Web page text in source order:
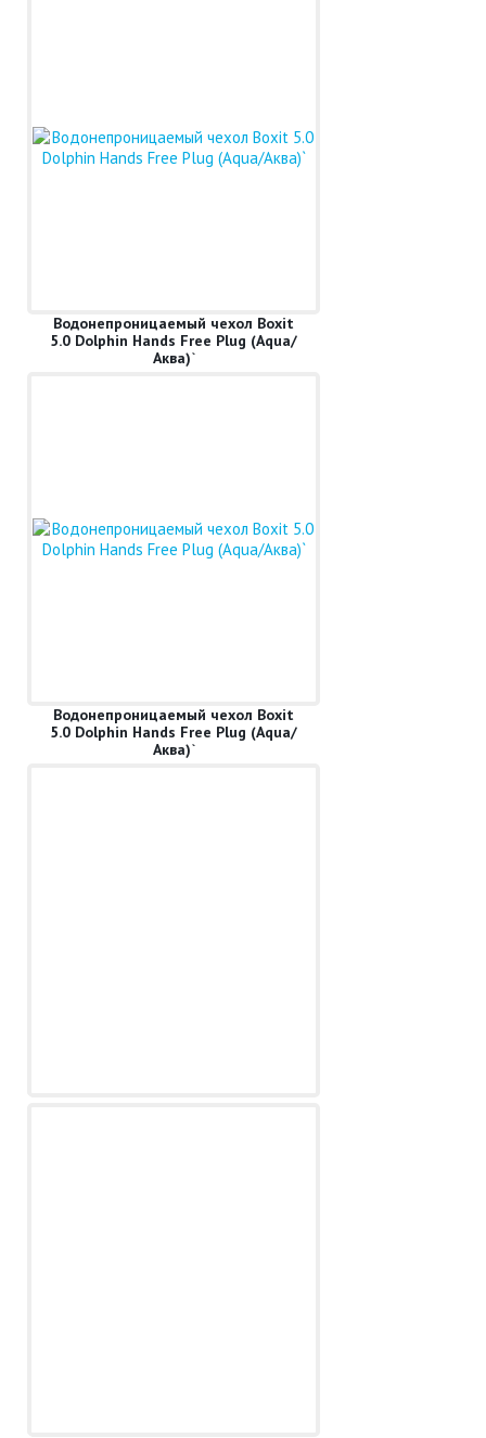
Водонепроницаемый чехол Boxit
5.0 Dolphin Hands Free Plug (Aqua/
Аква)`
Водонепроницаемый чехол Boxit
5.0 Dolphin Hands Free Plug (Aqua/
Аква)`